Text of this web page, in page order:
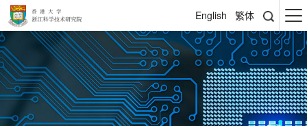
English 繁体